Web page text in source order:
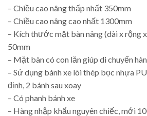
– Chiều cao nâng thấp nhất 350mm
– Chiều cao nâng cao nhất 1300mm
– Kích thước mặt bàn nâng (dài x rộng
50mm
– Mặt bàn có con lăn giúp di chuyển
– Sử dụng bánh xe lõi thép bọc nhựa
định, 2 bánh sau xoay
– Có phanh bánh xe
– Hàng nhập khẩu nguyên chiếc, mới